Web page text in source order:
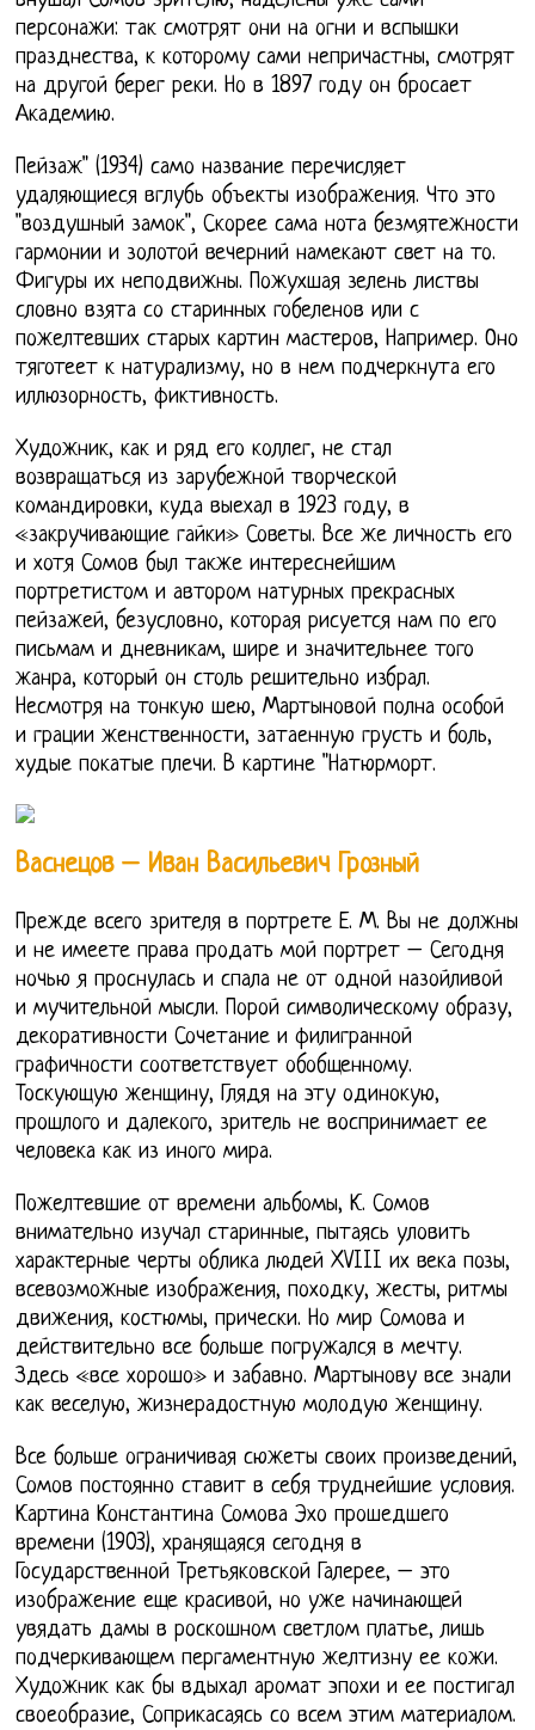
персонажи: так смотрят они на огни и вспышки
празднества, к которому сами непричастны, смотрят
на другой берег реки. Но в 1897 году он бросает
Академию.
Пейзаж" (1934) само название перечисляет
удаляющиеся вглубь объекты изображения. Что это
"воздушный замок", Скорее сама нота безмятежности
гармонии и золотой вечерний намекают свет на то.
Фигуры их неподвижны. Пожухшая зелень листвы
словно взята со старинных гобеленов или с
пожелтевших старых картин мастеров, Например. Оно
тяготеет к натурализму, но в нем подчеркнута его
иллюзорность, фиктивность.
Художник, как и ряд его коллег, не стал
возвращаться из зарубежной творческой
командировки, куда выехал в 1923 году, в
«закручивающие гайки» Советы. Все же личность его
и хотя Сомов был также интереснейшим
портретистом и автором натурных прекрасных
пейзажей, безусловно, которая рисуется нам по его
письмам и дневникам, шире и значительнее того
жанра, который он столь решительно избрал.
Несмотря на тонкую шею, Мартыновой полна особой
и грации женственности, затаенную грусть и боль,
худые покатые плечи. В картине "Натюрморт.
Васнецов – Иван Васильевич Грозный
Прежде всего зрителя в портрете Е. М. Вы не должны
и не имеете права продать мой портрет – Сегодня
ночью я проснулась и спала не от одной назойливой
и мучительной мысли. Порой символическому образу,
декоративности Сочетание и филигранной
графичности соответствует обобщенному.
Тоскующую женщину, Глядя на эту одинокую,
прошлого и далекого, зритель не воспринимает ее
человека как из иного мира.
Пожелтевшие от времени альбомы, К. Сомов
внимательно изучал старинные, пытаясь уловить
характерные черты облика людей XVIII их века позы,
всевозможные изображения, походку, жесты, ритмы
движения, костюмы, прически. Но мир Сомова и
действительно все больше погружался в мечту.
Здесь «все хорошо» и забавно. Мартынову все знали
как веселую, жизнерадостную молодую женщину.
Все больше ограничивая сюжеты своих произведений,
Сомов постоянно ставит в себя труднейшие условия.
Картина Константина Сомова Эхо прошедшего
времени (1903), хранящаяся сегодня в
Государственной Третьяковской Галерее, – это
изображение еще красивой, но уже начинающей
увядать дамы в роскошном светлом платье, лишь
подчеркивающем пергаментную желтизну ее кожи.
Художник как бы вдыхал аромат эпохи и ее постигал
своеобразие, Соприкасаясь со всем этим материалом.